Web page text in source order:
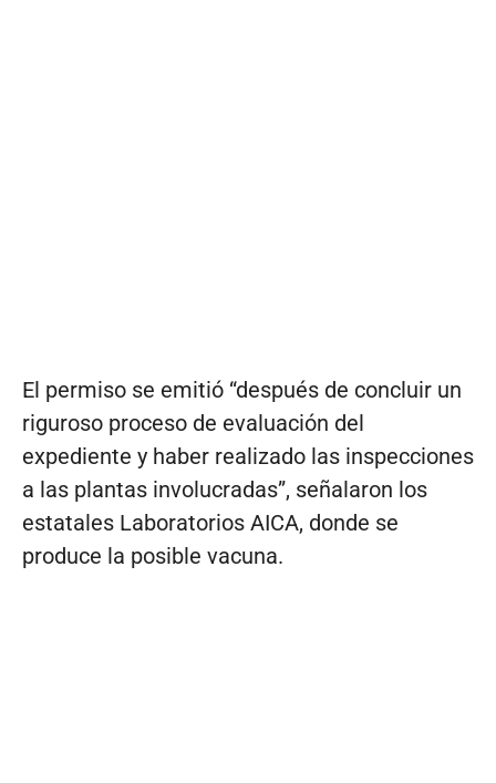
El permiso se emitió “después de concluir un
riguroso proceso de evaluación del
expediente y haber realizado las inspecciones
a las plantas involucradas”, señalaron los
estatales Laboratorios AICA, donde se
produce la posible vacuna.